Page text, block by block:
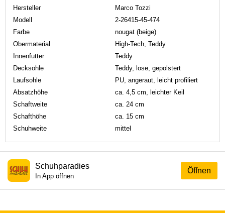
Hersteller
Marco Tozzi
Modell
2-26415-45-474
Farbe
nougat (beige)
Obermaterial
High-Tech, Teddy
Innenfutter
Teddy
Decksohle
Teddy, lose, gepolstert
Laufsohle
PU, angeraut, leicht profiliert
Absatzhöhe
ca. 4,5 cm, leichter Keil
Schaftweite
ca. 24 cm
Schafthöhe
ca. 15 cm
Schuhweite
mittel
Öffnen
Schuhparadies
In App öffnen